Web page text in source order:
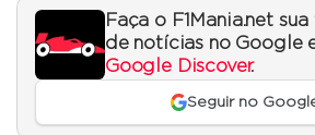
Faça o F1Mania.net
de notícias no Google
Google Discover.
Seguir no